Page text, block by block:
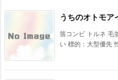
うちのオトモ
笛コンビ トルネ 毛
い 標的：大型優先